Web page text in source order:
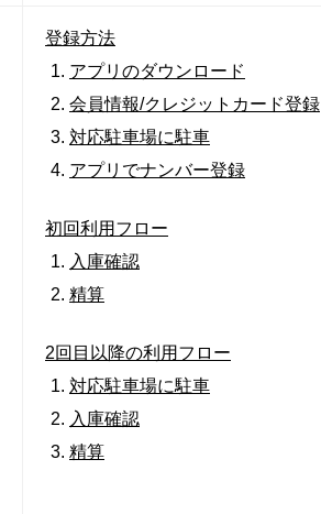
登録方法
アプリのダウンロード
会員情報/クレジットカード登録
対応駐車場に駐車
アプリでナンバー登録
初回利用フロー
入庫確認
精算
2回目以降の利用フロー
対応駐車場に駐車
入庫確認
精算